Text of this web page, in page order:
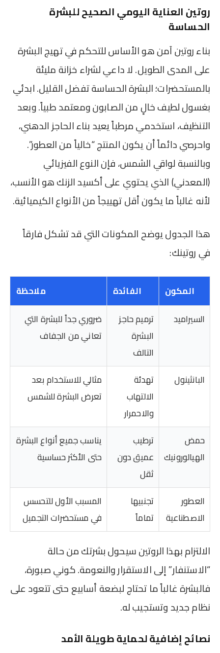
روتين العناية اليومي الصحيح للبشرة
الحساسة
بناء روتين آمن هو الأساس للتحكم في تهيج البشرة
على المدى الطويل. لا داعي لشراء خزانة مليئة
بالمستحضرات؛ البشرة الحساسة تفضل القليل. ابدئي
بغسول لطيف خالٍ من الصابون ومعتمد طبياً. وبعد
التنظيف، استخدمي مرطباً يعيد بناء الحاجز الدهني،
واحرصي دائماً أن يكون المنتج “خالياً من العطور”.
وبالنسبة لواقي الشمس، فإن النوع الفيزيائي
(المعدني) الذي يحتوي على أكسيد الزنك هو الأنسب،
لأنه غالباً ما يكون أقل تهييجاً من الأنواع الكيميائية.
هذا الجدول يوضح المكونات التي قد تشكل فارقاً
في روتينك:
المكون الفائدة
ملاحظة
السيراميد
ترميم حاجز
البشرة
التالف
ضروري جداً للبشرة التي
تعاني من الجفاف
البانثينول
تهدئة
الالتهاب
والاحمرار
مثالي للاستخدام بعد
تعرض البشرة للشمس
حمض
الهيالورونيك
ترطيب
عميق دون
ثقل
يناسب جميع أنواع البشرة
حتى الأكثر حساسية
العطور
الاصطناعية
تجنبيها
تماماً
المسبب الأول للتحسس
في مستحضرات التجميل
الالتزام بهذا الروتين سيحول بشرتك من حالة
“الاستنفار” إلى الاستقرار والنعومة. كوني صبورة،
فالبشرة غالباً ما تحتاج لبضعة أسابيع حتى تتعود على
نظام جديد وتستجيب له.
نصائح إضافية لحماية طويلة الأمد